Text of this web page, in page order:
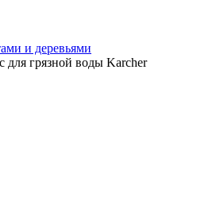
и деревьями
для грязной воды Karcher